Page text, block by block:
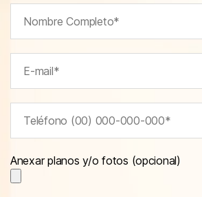
Anexar planos y/o fotos (opcional)